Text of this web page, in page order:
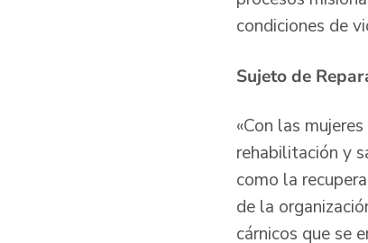
condiciones de
Sujeto de
«Con las
rehabilitación y
como la
de la
cárnicos que se